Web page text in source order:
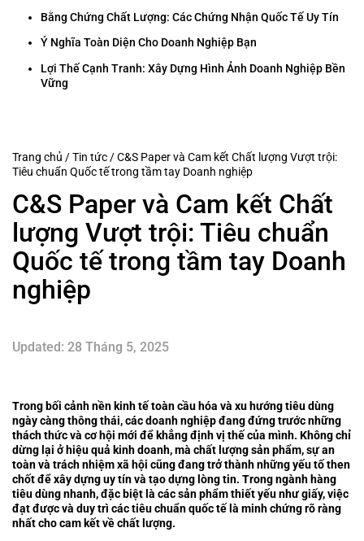
Bằng Chứng Chất Lượng: Các Chứng Nhận Quốc Tế Uy Tín
Ý Nghĩa Toàn Diện Cho Doanh Nghiệp Bạn
Lợi Thế Cạnh Tranh: Xây Dựng Hình Ảnh Doanh Nghiệp Bền
Vững
Trang chủ /Tin tức /C&S Paper và Cam kết Chất lượng Vượt trội:
Tiêu chuẩn Quốc tế trong tầm tay Doanh nghiệp
C&S Paper và Cam kết Chất
lượng Vượt trội: Tiêu chuẩn
Quốc tế trong tầm tay Doanh
nghiệp
Updated: 28 Tháng 5, 2025
Trong bối cảnh nền kinh tế toàn cầu hóa và xu hướng tiêu dùng
ngày càng thông thái, các doanh nghiệp đang đứng trước những
thách thức và cơ hội mới để khẳng định vị thế của mình. Không chỉ
dừng lại ở hiệu quả kinh doanh, mà chất lượng sản phẩm, sự an
toàn và trách nhiệm xã hội cũng đang trở thành những yếu tố then
chốt để xây dựng uy tín và tạo dựng lòng tin. Trong ngành hàng
tiêu dùng nhanh, đặc biệt là các sản phẩm thiết yếu như giấy, việc
đạt được và duy trì các tiêu chuẩn quốc tế là minh chứng rõ ràng
nhất cho cam kết về chất lượng.